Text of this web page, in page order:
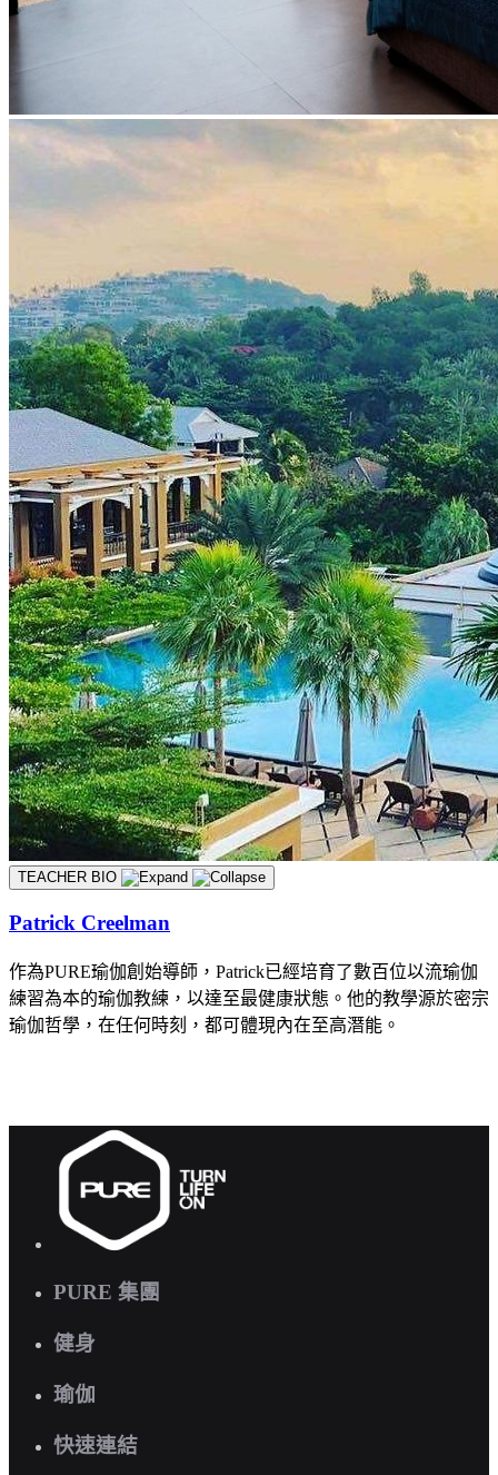
TEACHER BIO
Patrick Creelman
作為PURE瑜伽創始導師，Patrick已經培育了數百位以流瑜伽
練習為本的瑜伽教練，以達至最健康狀態。他的教學源於密宗
瑜伽哲學，在任何時刻，都可體現內在至高潛能。
PURE 集團
健身
瑜伽
快速連結